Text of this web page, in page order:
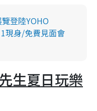
登陸YOHO
現身/免費見面會
生夏日玩樂